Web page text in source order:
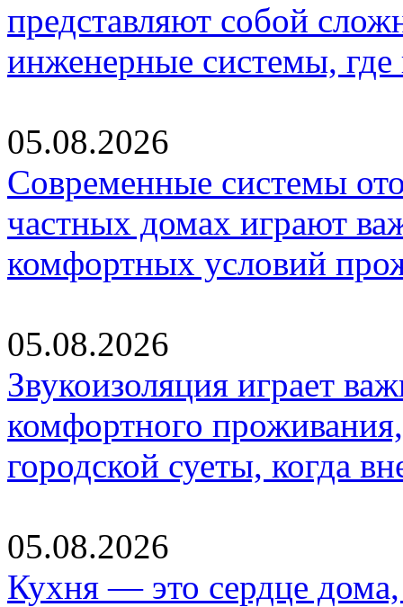
представляют собой
инженерные системы,
05.08.2026
Современные системы
частных домах играют
комфортных условий
05.08.2026
Звукоизоляция играет
комфортного
городской суеты, когда
05.08.2026
Кухня — это сердце дома,